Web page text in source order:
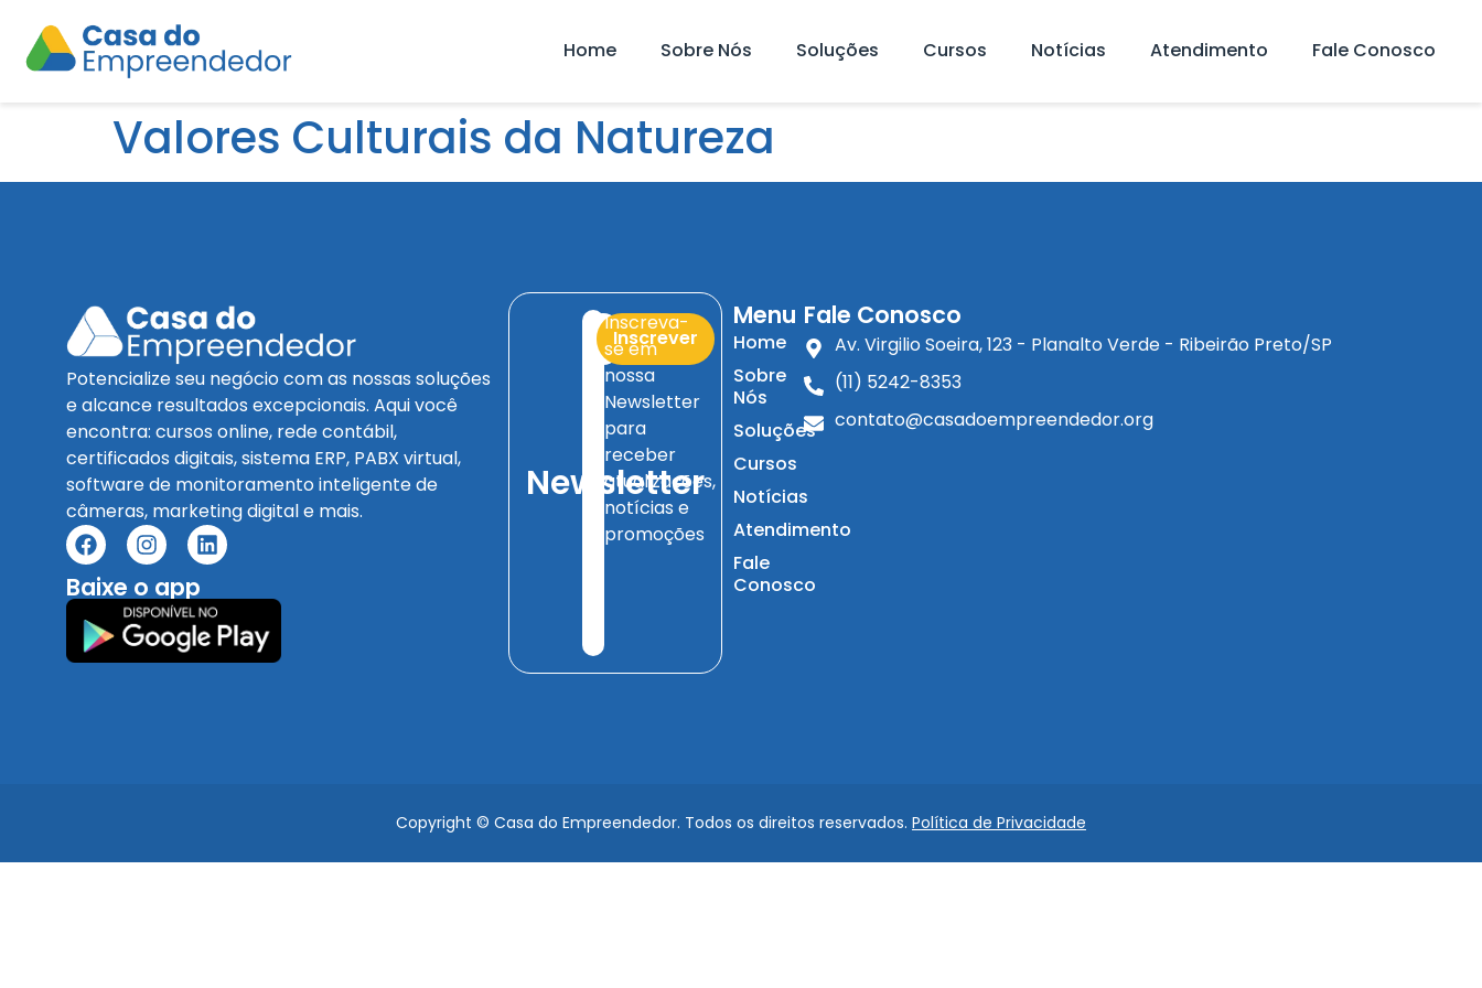
Home Sobre Nós Soluções Cursos Notícias Atendimento Fale Conosco
Valores Culturais da Natureza
Potencialize seu negócio com as nossas soluções
e alcance resultados excepcionais. Aqui você
encontra: cursos online, rede contábil,
certificados digitais, sistema ERP, PABX virtual,
software de monitoramento inteligente de
câmeras, marketing digital e mais.
Baixe o app
Newsletter
Inscrever
Inscreva-
se em
nossa
Newsletter
para
receber
atualizações,
notícias e
promoções
Menu
Home
Sobre
Nós
Soluções
Cursos
Notícias
Atendimento
Fale
Conosco
Fale Conosco
Av. Virgilio Soeira, 123 - Planalto Verde - Ribeirão Preto/SP
(11) 5242-8353
contato@casadoempreendedor.org
Copyright © Casa do Empreendedor. Todos os direitos reservados. Política de Privacidade